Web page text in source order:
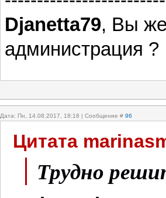
Djanetta79, Вы
администрация ?
Дата: Пн, 14.08.2017, 18:18 | Сообщение # 96
Цитата
Трудно